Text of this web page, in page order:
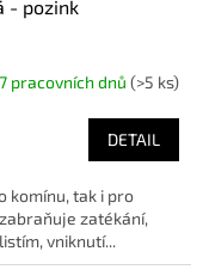
- pozink
pracovních dnů (>5 ks)
DETAIL
komínu, tak i pro
zatékání,
vniknutí...